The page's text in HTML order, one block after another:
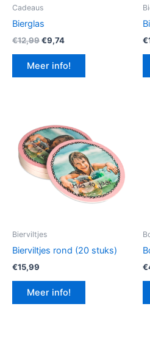
Cadeaus
Bierglas
€12,99Oorspronkelijke
was:
€12,99.
€9,74Huidige
is:
€9,74.
Meer info!
€
Bierviltjes
Bierviltjes rond (20 stuks)
€15,99
Meer info!
€